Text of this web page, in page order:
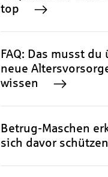
top
FAQ: Das musst du
neue
wissen
Betrug-Maschen
sich davor schützen